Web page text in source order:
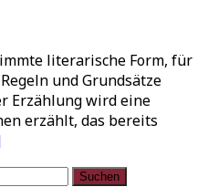
literarische Form, für
und Grundsätze
Erzählung wird eine
erzählt, das bereits